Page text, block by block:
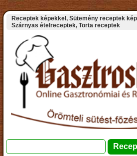
Receptek képekkel, Sütemény receptek
Szárnyas ételreceptek, Torta receptek